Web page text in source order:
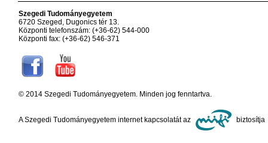
Szegedi Tudományegyetem
6720 Szeged, Dugonics tér 13.
Központi telefonszám: (+36-62) 544-000
Központi fax: (+36-62) 546-371
© 2014 Szegedi Tudományegyetem. Minden jog fenntartva.
A Szegedi Tudományegyetem internet kapcsolatát az biztosítja